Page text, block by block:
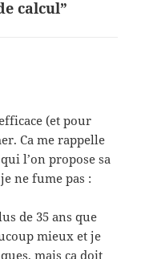
calcul”
(et pour
Ca me rappelle
l’on propose sa
ne fume pas :
de 35 ans que
mieux et je
mais ça doit